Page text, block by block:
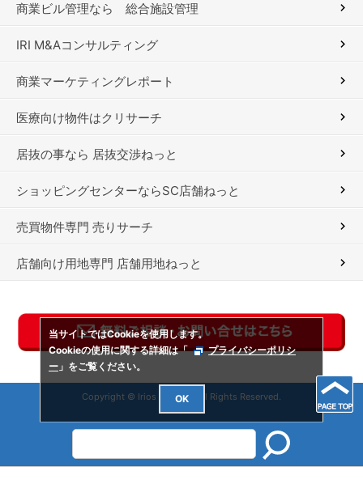
商業ビル管理なら 総合施設管理
IRI M&Aコンサルティング
商業マーケティングレポート
医療向け物件はクリサーチ
居抜の事なら 居抜交渉ねっと
ショッピングセンターならSC店舗ねっと
売買物件専門 売りサーチ
店舗向け用地専門 店舗用地ねっと
Copyright © Irios Co., Ltd. All Rights Reserved.
当サイトではCookieを使用します。
Cookieの使用に関する詳細は「
プライバシーポリシ
ー 」をご覧ください。
OK